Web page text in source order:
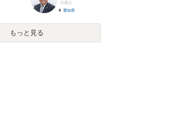
弁護士
愛知県
もっと見る